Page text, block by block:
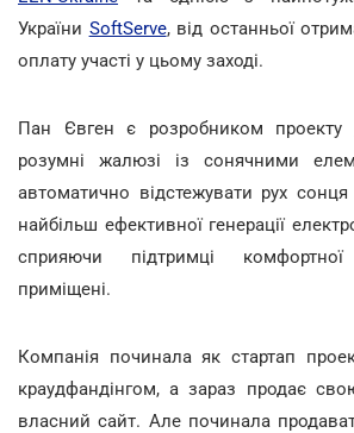
України SoftServe, від останньої
оплату участі у цьому заході.
Пан Євген є розробником проекту
розумні жалюзі із сонячними
автоматично відстежувати рух
найбільш ефективної генерації
сприяючи підтримці
приміщені.
Компанія починала як стартап
краудфандінгом, а зараз продає
власний сайт. Але починала